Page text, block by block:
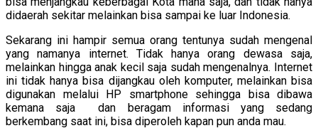
didaerah sekitar melainkan bisa sampai ke luar Indonesia.
Sekarang ini hampir semua orang tentunya sudah mengenal
yang namanya internet. Tidak hanya orang dewasa saja,
melainkan hingga anak kecil saja sudah mengenalnya. Internet
ini tidak hanya bisa dijangkau oleh komputer, melainkan bisa
digunakan melalui HP smartphone sehingga bisa dibawa
kemana saja dan beragam informasi yang sedang
berkembang saat ini, bisa diperoleh kapan pun anda mau.